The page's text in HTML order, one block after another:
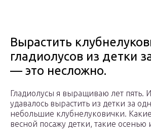
Вырастить
гладиолусов из детки
— это несложно.
Гладиолусы я выращиваю лет пять.
удавалось вырастить из детки за
небольшие клубнелуковички.
весной посажу детки, такие